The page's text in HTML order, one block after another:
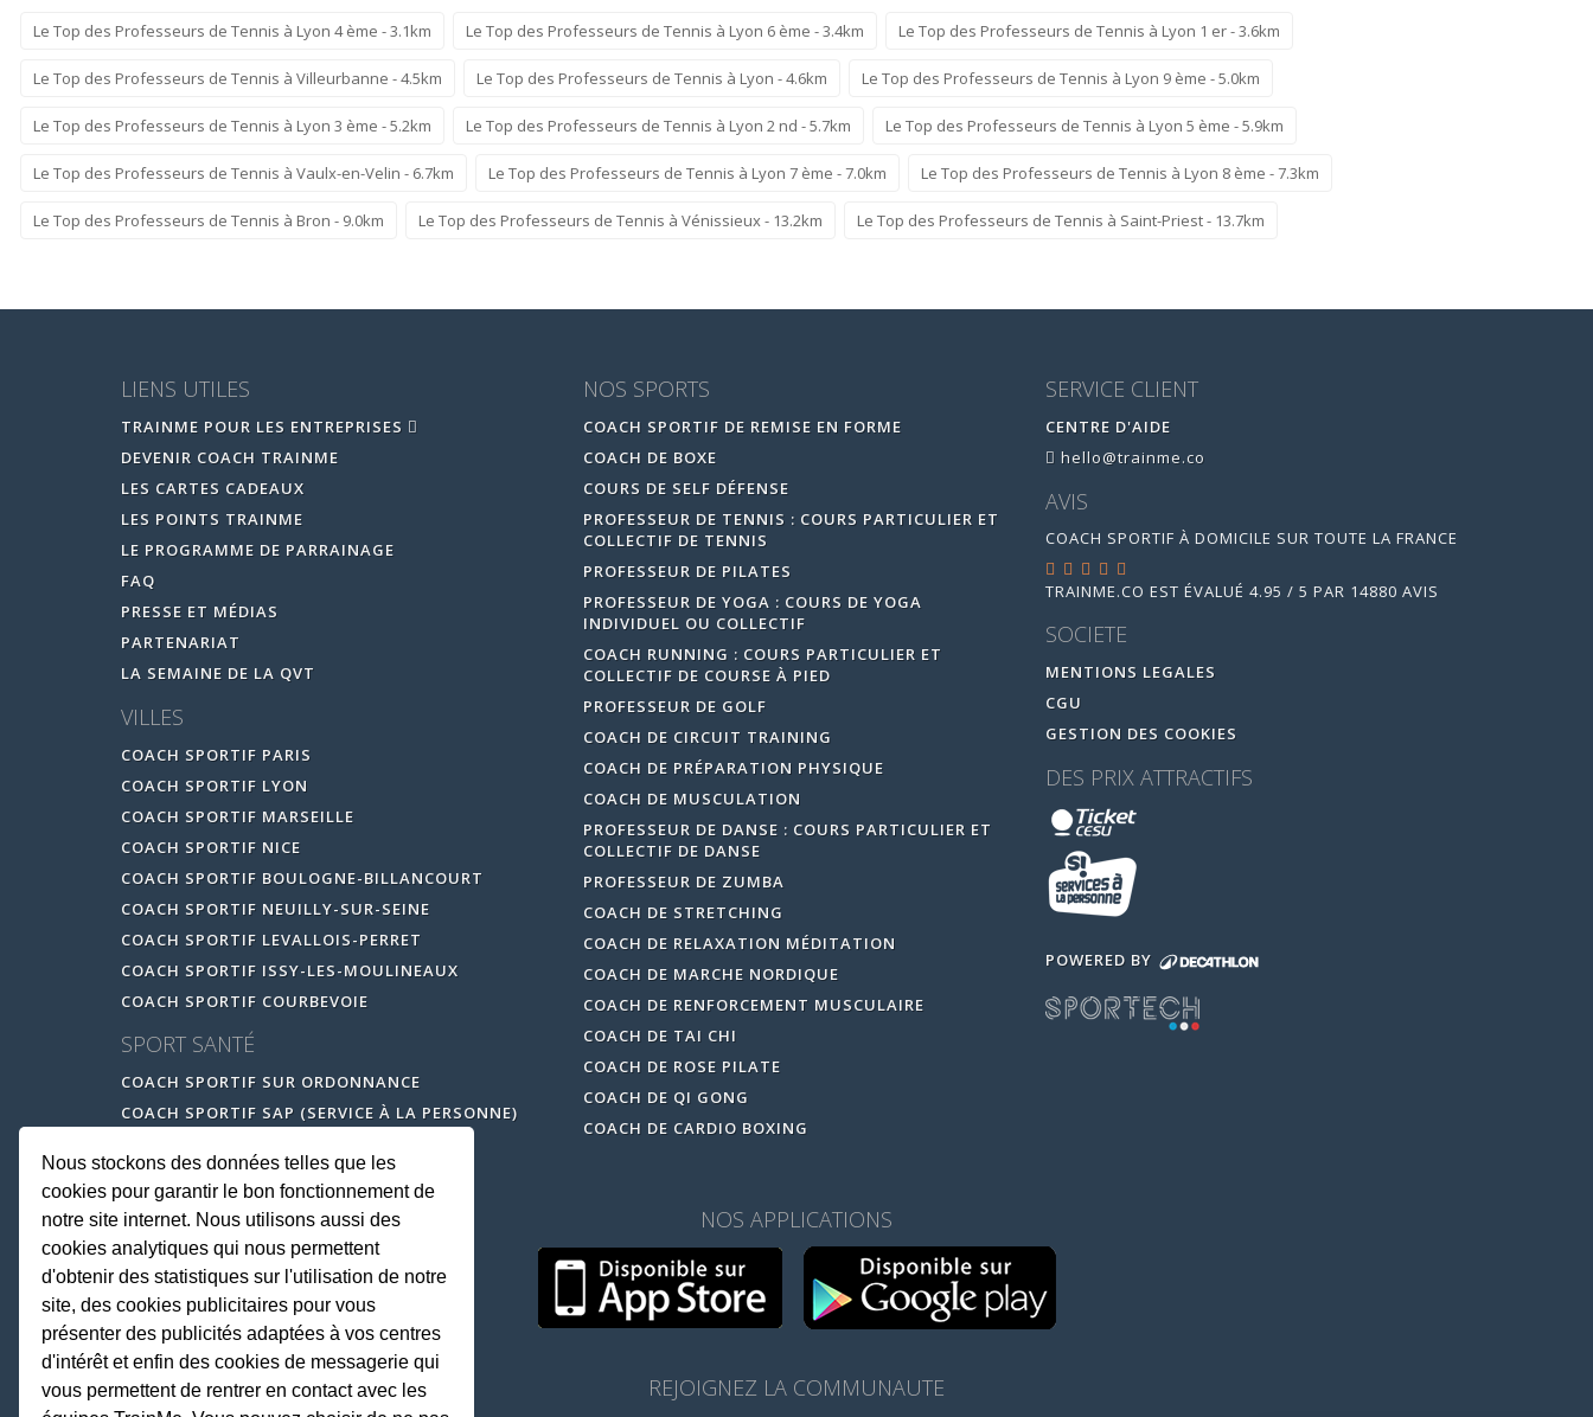
Le Top des Professeurs de Tennis à Lyon 4 ème - 3.1km Le Top des Professeurs de Tennis à Lyon 6 ème - 3.4km Le Top des Professeurs de Tennis à Lyon 1 er - 3.6km
Le Top des Professeurs de Tennis à Villeurbanne - 4.5km Le Top des Professeurs de Tennis à Lyon - 4.6km Le Top des Professeurs de Tennis à Lyon 9 ème - 5.0km
Le Top des Professeurs de Tennis à Lyon 3 ème - 5.2km Le Top des Professeurs de Tennis à Lyon 2 nd - 5.7km Le Top des Professeurs de Tennis à Lyon 5 ème - 5.9km
Le Top des Professeurs de Tennis à Vaulx-en-Velin - 6.7km Le Top des Professeurs de Tennis à Lyon 7 ème - 7.0km Le Top des Professeurs de Tennis à Lyon 8 ème - 7.3km
Le Top des Professeurs de Tennis à Bron - 9.0km Le Top des Professeurs de Tennis à Vénissieux - 13.2km Le Top des Professeurs de Tennis à Saint-Priest - 13.7km
LIENS UTILES
TRAINME POUR LES ENTREPRISES
DEVENIR COACH TRAINME
LES CARTES CADEAUX
LES POINTS TRAINME
LE PROGRAMME DE PARRAINAGE
FAQ
PRESSE ET MÉDIAS
PARTENARIAT
LA SEMAINE DE LA QVT
VILLES
COACH SPORTIF PARIS
COACH SPORTIF LYON
COACH SPORTIF MARSEILLE
COACH SPORTIF NICE
COACH SPORTIF BOULOGNE-BILLANCOURT
COACH SPORTIF NEUILLY-SUR-SEINE
COACH SPORTIF LEVALLOIS-PERRET
COACH SPORTIF ISSY-LES-MOULINEAUX
COACH SPORTIF COURBEVOIE
SPORT SANTÉ
COACH SPORTIF SUR ORDONNANCE
COACH SPORTIF SAP (SERVICE À LA PERSONNE)
NOS SPORTS
COACH SPORTIF DE REMISE EN FORME
COACH DE BOXE
COURS DE SELF DÉFENSE
PROFESSEUR DE TENNIS : COURS PARTICULIER ET
COLLECTIF DE TENNIS
PROFESSEUR DE PILATES
PROFESSEUR DE YOGA : COURS DE YOGA
INDIVIDUEL OU COLLECTIF
COACH RUNNING : COURS PARTICULIER ET
COLLECTIF DE COURSE À PIED
PROFESSEUR DE GOLF
COACH DE CIRCUIT TRAINING
COACH DE PRÉPARATION PHYSIQUE
COACH DE MUSCULATION
PROFESSEUR DE DANSE : COURS PARTICULIER ET
COLLECTIF DE DANSE
PROFESSEUR DE ZUMBA
COACH DE STRETCHING
COACH DE RELAXATION MÉDITATION
COACH DE MARCHE NORDIQUE
COACH DE RENFORCEMENT MUSCULAIRE
COACH DE TAI CHI
COACH DE ROSE PILATE
COACH DE QI GONG
COACH DE CARDIO BOXING
SERVICE CLIENT
CENTRE D'AIDE
hello@trainme.co
AVIS
COACH SPORTIF À DOMICILE SUR TOUTE LA FRANCE
TRAINME.CO EST ÉVALUÉ 4.95 / 5 PAR 14880 AVIS
SOCIETE
MENTIONS LEGALES
CGU
GESTION DES COOKIES
DES PRIX ATTRACTIFS
POWERED BY
NOS APPLICATIONS
REJOIGNEZ LA COMMUNAUTE
Nous stockons des données telles que les
cookies pour garantir le bon fonctionnement de
notre site internet. Nous utilisons aussi des
cookies analytiques qui nous permettent
d'obtenir des statistiques sur l'utilisation de notre
site, des cookies publicitaires pour vous
présenter des publicités adaptées à vos centres
d'intérêt et enfin des cookies de messagerie qui
vous permettent de rentrer en contact avec les